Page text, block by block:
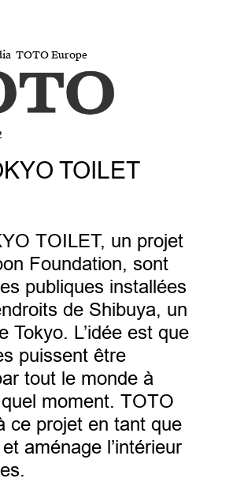
TOTO Europe
TOILET
TOILET, un projet
Foundation, sont
publiques installées
de Shibuya, un
Tokyo. L’idée est que
puissent être
tout le monde à
quel moment. TOTO
ce projet en tant que
aménage l’intérieur